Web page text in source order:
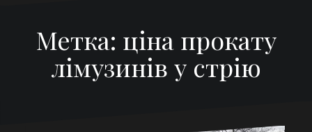
Метка: ціна прокату
лімузинів у стрію